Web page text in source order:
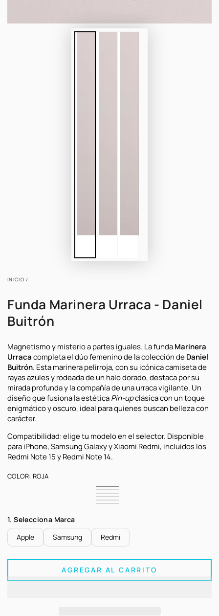
INICIO /
Funda Marinera Urraca - Daniel
Buitrón
Magnetismo y misterio a partes iguales. La fundaMarinera
Urracacompleta el dúo femenino de la colección deDaniel
Buitrón. Esta marinera pelirroja, con su icónica camiseta de
rayas azules y rodeada de un halo dorado, destaca por su
mirada profunda y la compañía de una urraca vigilante. Un
diseño que fusiona la estéticaPin-upclásica con un toque
enigmático y oscuro, ideal para quienes buscan belleza con
carácter.
Compatibilidad: elige tu modelo en el selector. Disponible
para iPhone, Samsung Galaxy y Xiaomi Redmi, incluidos los
Redmi Note 15 y Redmi Note 14.
COLOR: ROJA
Roja
Variante
agotada
o
Transparente
Variante
agotada
o
Negra
Variante
agotada
Verde
Variante
agotada
disponible
Lila
Variante
disponible
Rosa
Variante
no
disponible
1. Selecciona Marca
Apple
Samsung Redmi
AGREGAR AL CARRITO